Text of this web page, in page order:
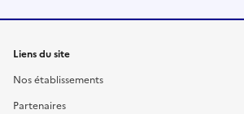
Liens du site
Nos établissements
Partenaires